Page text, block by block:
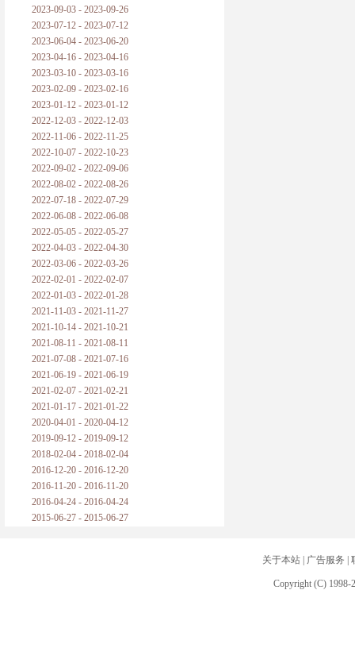
2023-09-03 - 2023-09-26
2023-07-12 - 2023-07-12
2023-06-04 - 2023-06-20
2023-04-16 - 2023-04-16
2023-03-10 - 2023-03-16
2023-02-09 - 2023-02-16
2023-01-12 - 2023-01-12
2022-12-03 - 2022-12-03
2022-11-06 - 2022-11-25
2022-10-07 - 2022-10-23
2022-09-02 - 2022-09-06
2022-08-02 - 2022-08-26
2022-07-18 - 2022-07-29
2022-06-08 - 2022-06-08
2022-05-05 - 2022-05-27
2022-04-03 - 2022-04-30
2022-03-06 - 2022-03-26
2022-02-01 - 2022-02-07
2022-01-03 - 2022-01-28
2021-11-03 - 2021-11-27
2021-10-14 - 2021-10-21
2021-08-11 - 2021-08-11
2021-07-08 - 2021-07-16
2021-06-19 - 2021-06-19
2021-02-07 - 2021-02-21
2021-01-17 - 2021-01-22
2020-04-01 - 2020-04-12
2019-09-12 - 2019-09-12
2018-02-04 - 2018-02-04
2016-12-20 - 2016-12-20
2016-11-20 - 2016-11-20
2016-04-24 - 2016-04-24
2015-06-27 - 2015-06-27
关于本站| 广告服务
Copyright (C) 1998-